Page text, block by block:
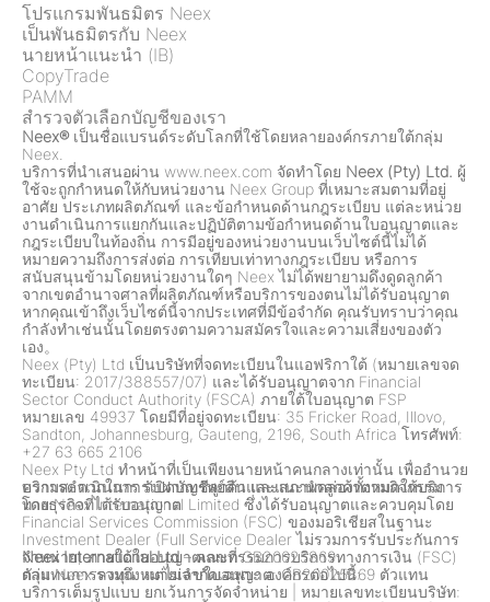
โปรแกรมพันธมิตร Neex
เป็นพันธมิตรกับ Neex
นายหน้าแนะนำ (IB)
CopyTrade
PAMM
สำรวจตัวเลือกบัญชีของเรา
Neex®เป็นชื่อแบรนด์ระดับโลกที่ใช้โดยหลายองค์กรภายใต้กลุ่ม
Neex.
บริการที่นำเสนอผ่าน www.neex.com จัดทำโดย Neex (Pty) Ltd. ผู้
ใช้จะถูกกำหนดให้กับหน่วยงาน Neex Group ที่เหมาะสมตามที่อยู่
อาศัย ประเภทผลิตภัณฑ์ และข้อกำหนดด้านกฎระเบียบ แต่ละหน่วย
งานดำเนินการแยกกันและปฏิบัติตามข้อกำหนดด้านใบอนุญาตและ
กฎระเบียบในท้องถิ่น การมีอยู่ของหน่วยงานบนเว็บไซต์นี้ไม่ได้
หมายความถึงการส่งต่อ การเทียบเท่าทางกฎระเบียบ หรือการ
สนับสนุนข้ามโดยหน่วยงานใดๆ Neex ไม่ได้พยายามดึงดูดลูกค้า
จากเขตอำนาจศาลที่ผลิตภัณฑ์หรือบริการของตนไม่ได้รับอนุญาต
หากคุณเข้าถึงเว็บไซต์นี้จากประเทศที่มีข้อจำกัด คุณรับทราบว่าคุณ
กำลังทำเช่นนั้นโดยตรงตามความสมัครใจและความเสี่ยงของตัว
เอง。
Neex (Pty) Ltd เป็นบริษัทที่จดทะเบียนในแอฟริกาใต้ (หมายเลขจด
ทะเบียน: 2017/388557/07) และได้รับอนุญาตจาก Financial
Sector Conduct Authority (FSCA) ภายใต้ใบอนุญาต FSP
หมายเลข 49937 โดยมีที่อยู่จดทะเบียน: 35 Fricker Road, Illovo,
Sandton, Johannesburg, Gauteng, 2196, South Africa โทรศัพท์:
+27 63 665 2106
Neex Pty Ltd ทำหน้าที่เป็นเพียงนายหน้าคนกลางเท่านั้น เพื่ออำนวย
ความสะดวกในการเปิดบัญชีลูกค้าและแนะนำลูกค้าตามกิจกรรม
ทางธุรกิจที่ได้รับอนุญาต
บริการดำเนินการ รับฝากทรัพย์สิน และสภาพคล่องทั้งหมดให้บริการ
โดย Neex International Limited ซึ่งได้รับอนุญาตและควบคุมโดย
Financial Services Commission (FSC) ของมอริเชียสในฐานะ
Investment Dealer (Full Service Dealer ไม่รวมการรับประกันการ
จำหน่าย) ภายใต้ใบอนุญาตเลขที่ GB20025869
กลุ่ม Neex รวมถึง แต่ไม่จำกัดเฉพาะ องค์กรต่อไปนี้:
Neex International Ltd– คณะกรรมการบริการทางการเงิน (FSC)
ตัวแทนการลงทุน หมายเลขใบอนุญาต: GB20025869 ตัวแทน
บริการเต็มรูปแบบ ยกเว้นการจัดจำหน่าย
หมายเลขทะเบียนบริษัท: